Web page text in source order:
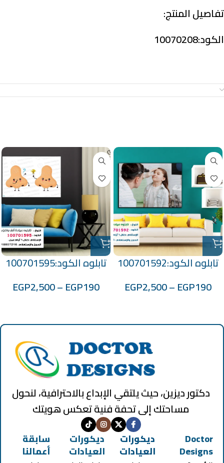
تفاصيل المنتج:
الكود:10070208
تابلوه الكود:100701592
EGP190
–
EGP2,500
تابلوه الكود:100701595
EGP190
–
EGP2,500
دكتور ديزين، حيث يلتقي الإبداع بالاحترافية، لنحول
مساحتك إلى تحفة فنية تعكس هويتك
Doctor
Designs
ديكورات
العيادات
ديكورات
العيادات
سابقة
أعمالنا